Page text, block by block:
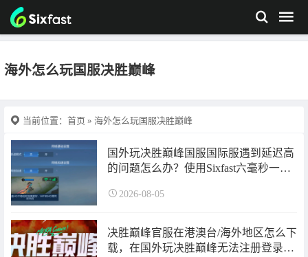
海外怎么玩国服决胜巅峰
当前位置： 首页 » 海外怎么玩国服决胜巅峰
国外玩决胜巅峰国服国际服遇到延迟高
的问题怎么办？使用Sixfast六毫秒一键
2026-08-05
决胜巅峰官服在港澳台/海外地区怎么下
载，在国外玩决胜巅峰无法注册登录怎